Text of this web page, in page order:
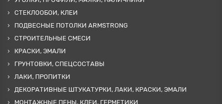
СТЕКЛООБОИ, КЛЕИ
ПОДВЕСНЫЕ ПОТОЛКИ ARMSTRONG
СТРОИТЕЛЬНЫЕ СМЕСИ
КРАСКИ, ЭМАЛИ
ГРУНТОВКИ, СПЕЦСОСТАВЫ
ЛАКИ, ПРОПИТКИ
ДЕКОРАТИВНЫЕ ШТУКАТУРКИ, ЛАКИ, КРАСКИ, ЭМАЛИ
МОНТАЖНЫЕ ПЕНЫ, КЛЕИ, ГЕРМЕТИКИ